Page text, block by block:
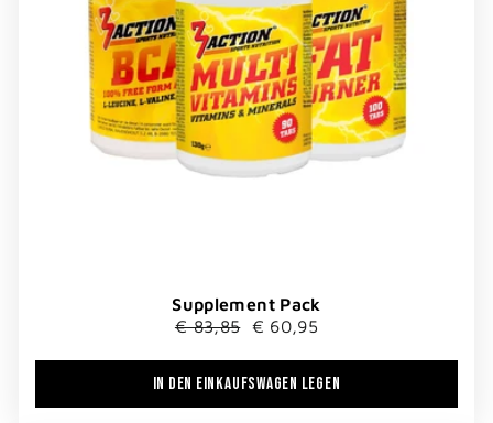
Supplement Pack
Normaler
€ 83,85 Sonderpreis
€ 60,95
IN DEN EINKAUFSWAGEN LEGEN